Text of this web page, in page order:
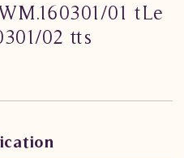
01 tLe
02 tts